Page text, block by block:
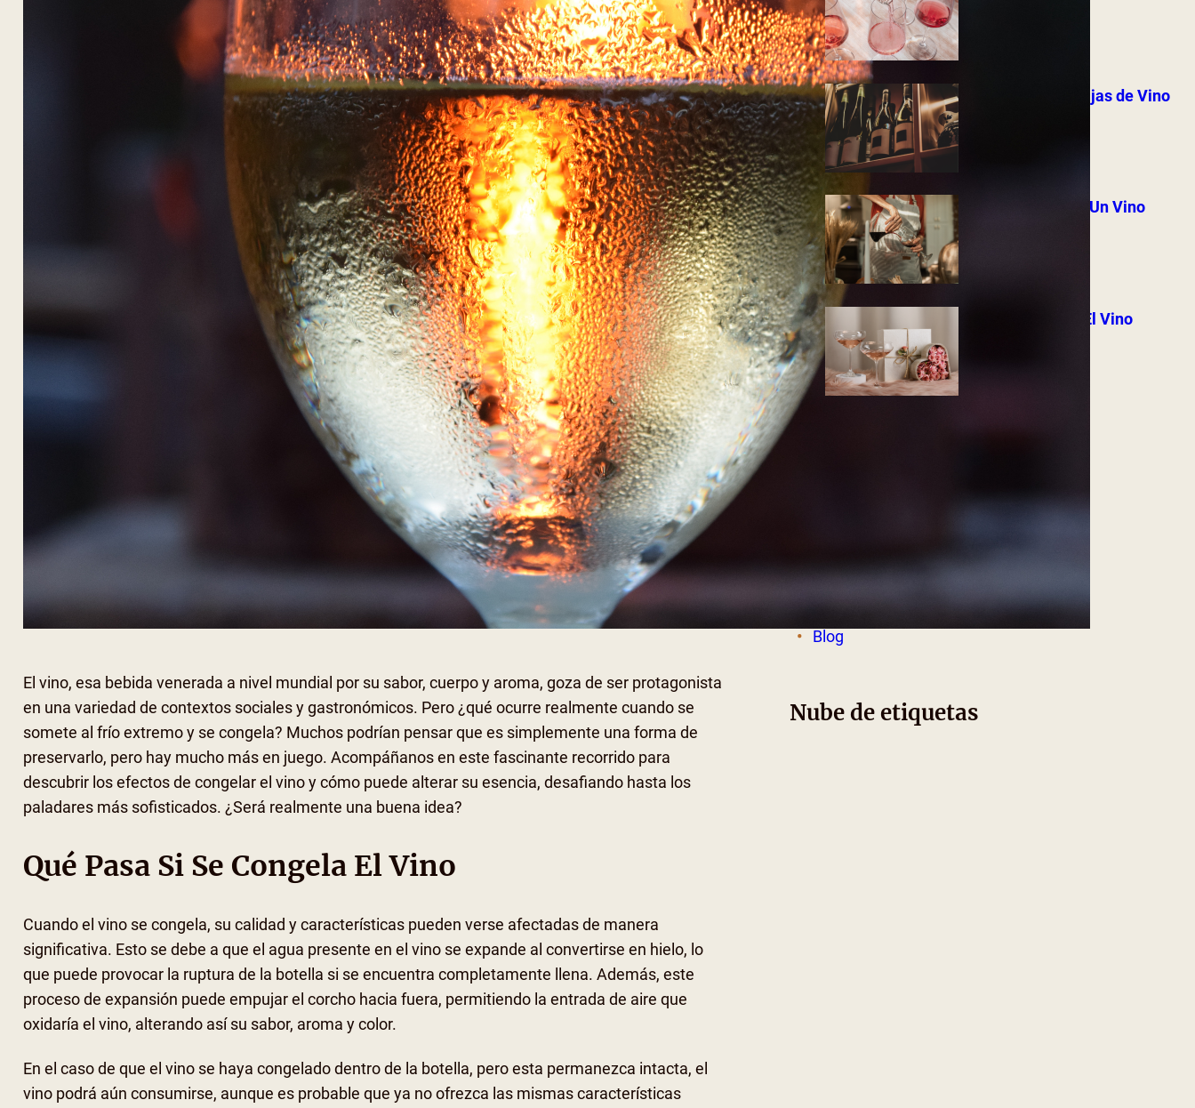
El vino, esa bebida venerada a nivel mundial por su sabor, cuerpo y aroma, goza de ser protagonista
en una variedad de contextos sociales y gastronómicos. Pero ¿qué ocurre realmente cuando se
somete al frío extremo y se congela? Muchos podrían pensar que es simplemente una forma de
preservarlo, pero hay mucho más en juego. Acompáñanos en este fascinante recorrido para
descubrir los efectos de congelar el vino y cómo puede alterar su esencia, desafiando hasta los
paladares más sofisticados. ¿Será realmente una buena idea?
Qué Pasa Si Se Congela El Vino
Cuando el vino se congela, su calidad y características pueden verse afectadas de manera
significativa. Esto se debe a que el agua presente en el vino se expande al convertirse en hielo, lo
que puede provocar la ruptura de la botella si se encuentra completamente llena. Además, este
proceso de expansión puede empujar el corcho hacia fuera, permitiendo la entrada de aire que
oxidaría el vino, alterando así su sabor, aroma y color.
En el caso de que el vino se haya congelado dentro de la botella, pero esta permanezca intacta, el
vino podrá aún consumirse, aunque es probable que ya no ofrezca las mismas características
Cómo Colgar Cajas de Vino
Cómo Decantar Un Vino
Como Se Sirve El Vino
Blog
Nube de etiquetas